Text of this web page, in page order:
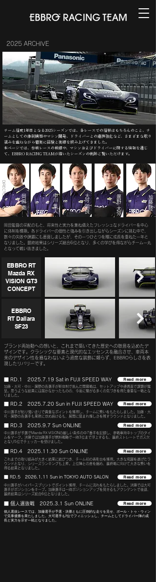
2025 ARCHIVE
チーム結成1年目となる2025シーズンでは、各レースでの結果はもちろんのこと、チ
ームとしての体制構築やマシン開発、ドライバーとの連携強化など、さまざまな取り
組みを重ねながら着実に経験と実績を積み上げてきました。
本ページでは、参戦レースの戦績や、マシンおよびドライバーに関する情報を通じ
て、EBBRO RACING TEAMが描いたシーズンの軌跡ご覧いただけます。
岡田 衛 中川 隼人 大可 明良 廣野 大弥 加藤 陸
岡田監督の采配のもと、将来性と実力を兼ね備えたフレッシュなドライバーを中心
に体制を構築。各ドライバーの個性と強みを引き出しながらシーズンに挑む中で、
数々の失敗や課題にも直面しましたが、その一つひとつを糧に成長を重ねた一年と
なりました。最終結果はシリーズ総合6位となり、多くの学びを得ながらチーム一丸
となって戦い抜きました。
EBBRO RT
Mazda RX
VISION GT3
CONCEPT
EBBRO
RT Dallara
SF23
ブランド再始動への想いと、これまで築いてきた歴史への敬意を込めたデ
ザインです。クラシックな要素と現代的なエッセンスを融合させ、車両本
来のデザイン性を損なわないよう過度な装飾に頼らず、EBBROらしさを表
現したリバリーです。
Read more
DIRECTOR
■ RD.1 2025.7.19 Sat in FUJI SPEED WAY
加藤・大可・中川・廣野の各選手が新体制で挑んだ開幕戦は、セットアップや連携面で課題が露
呈。思うような結果には届かなかったものの、今後に繋がる多くの気づきを得た重要な一戦とな
りました。
Read more
■ RD.2 2025.7.20 Sun in FUJI SPEED WAY
中川選手が粘り強い走りで貴重なポイントを獲得し、チームに勢いをもたらしました。加藤・大
可・廣野の各選手も果敢に攻め続けるも、展開に阻まれ悔しさを残すラウンドとなりました。
■ RD.3 2025.9.7 Sun ONLINE Read more
中川選手が予選でMazda RX VISIONの厳しい条件の中7番手を記録し、参戦車両中トップのタイ
ムをマーク。決勝では加藤選手が燃料戦略で一時3位まで浮上するも、最終ストレートでガス欠
となり5位でチェッカーを受けました。
■ RD.4 2025.11.30 Sun ONLINE Read more
これまでの取り組みが大きく結果に結びつき、チーム初の表彰台を獲得。大きな飛躍を遂げたラ
ウンドとなり、シリーズランキングも上昇。上位陣との差を縮め、最終戦に向けて大きな勢いを
得る結果となりました。
■ RD.5 2026.1.11 Sun in TOKYO AUTO SALON Read more
中川選手がハイパースプリントでポイント獲得、チームに流れをもたらしました。決勝では大可
選手がポジションをキープ。加藤選手は一時ポジションアップを見せるもアクシデントで後退、
最終結果はシリーズ総合6位となりました。
■ 個人選抜戦 2025.3.1 Sun ONLINE Read more
個人選抜レースでは、加藤選手が予選・決勝ともに圧倒的な走りを見せ、ポール・トゥ・ウィン
で見事優勝を果たしました。大可選手も7位でフィニッシュし、チームとしてドライバー陣の成
長と実力を示す一戦となりました。